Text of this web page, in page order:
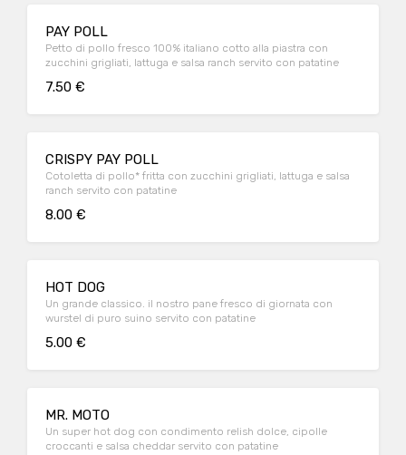
PAY POLL
Petto di pollo fresco 100% italiano cotto alla piastra con
zucchini grigliati, lattuga e salsa ranch servito con patatine
7.50 €
CRISPY PAY POLL
Cotoletta di pollo* fritta con zucchini grigliati, lattuga e salsa
ranch servito con patatine
8.00 €
HOT DOG
Un grande classico. il nostro pane fresco di giornata con
wurstel di puro suino servito con patatine
5.00 €
MR. MOTO
Un super hot dog con condimento relish dolce, cipolle
croccanti e salsa cheddar servito con patatine